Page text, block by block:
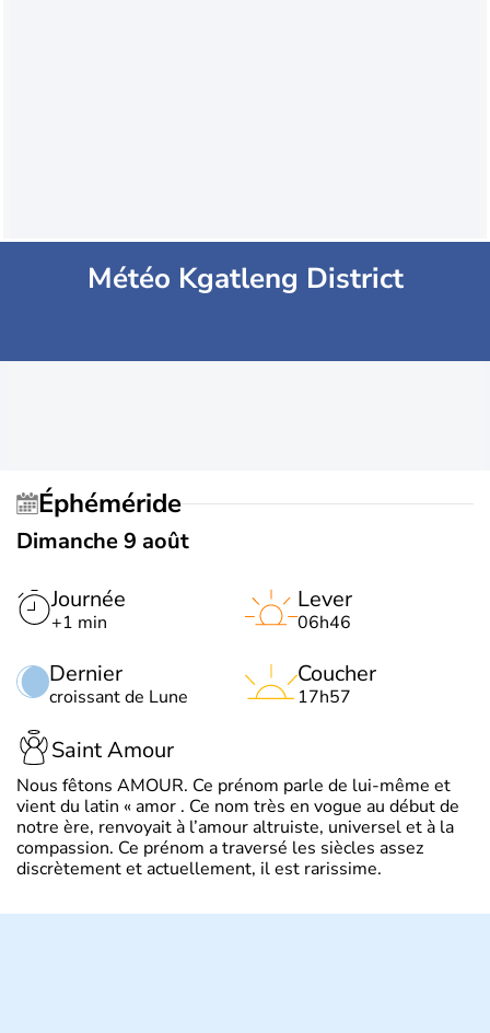
Météo Kgatleng District
Éphéméride
Dimanche 9 août
Journée
+1 min
Dernier
croissant de Lune
Lever
06h46
Coucher
17h57
Saint Amour
Nous fêtons AMOUR. Ce prénom parle de lui-même et
vient du latin « amor . Ce nom très en vogue au début de
notre ère, renvoyait à l’amour altruiste, universel et à la
compassion. Ce prénom a traversé les siècles assez
discrètement et actuellement, il est rarissime.